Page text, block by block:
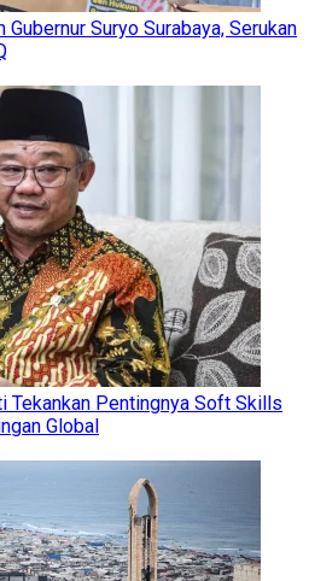
Suryo Surabaya, Serukan
Tekankan Pentingnya Soft Skills
Global